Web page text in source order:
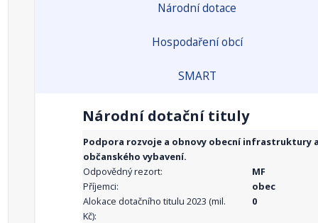
Národní dotace
Hospodaření obcí
SMART
Národní dotační tituly
Podpora rozvoje a obnovy obecní infrastruktury
občanského vybavení.
Odpovědný rezort:
MF
Příjemci:
obec
Alokace dotačního titulu 2023 (mil.
Kč):
0